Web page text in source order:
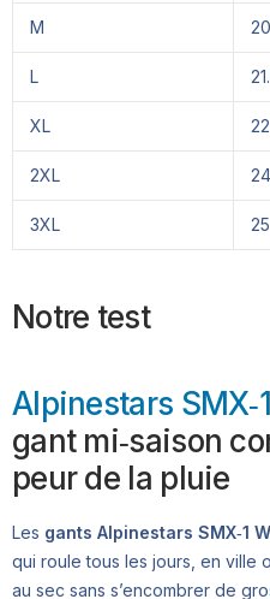
M
L
XL
2XL
3XL
Notre test
Alpinestars
gant mi‑saison
peur de la pluie
Les gants Alpinestars SMX‑1
qui roule tous les jours, en ville
au sec sans s’encombrer de